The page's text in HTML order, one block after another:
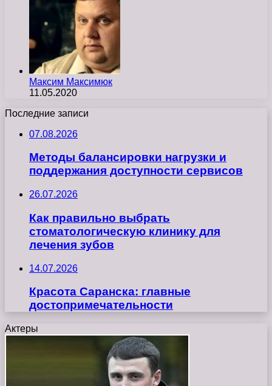
Максим Максимюк
11.05.2020
Последние записи
07.08.2026
Методы балансировки нагрузки и
поддержания доступности сервисов
26.07.2026
Как правильно выбрать
стоматологическую клинику для
лечения зубов
14.07.2026
Красота Саранска: главные
достопримечательности
Актеры